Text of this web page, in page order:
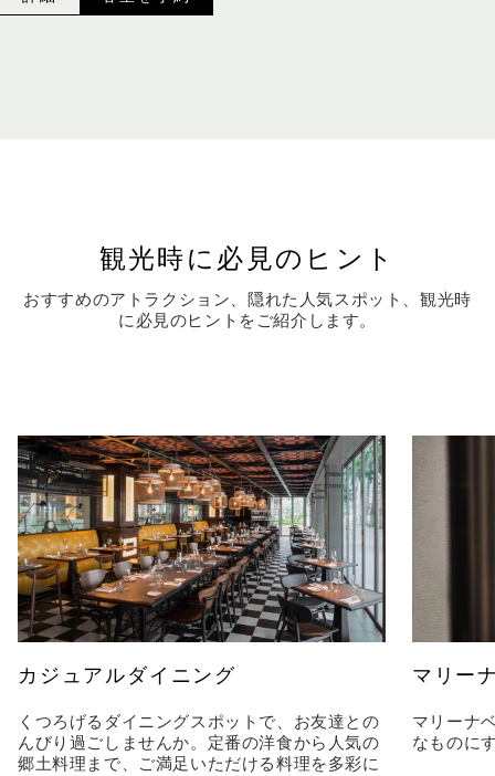
観光時に必見のヒント
おすすめのアトラクション、隠れた人気スポット、観光時
に必見のヒントをご紹介します。
カジュアルダイニング
くつろげるダイニングスポットで、お友達との
んびり過ごしませんか。定番の洋食から人気の
郷土料理まで、ご満足いただける料理を多彩に
マリー
マリーナ
なものに